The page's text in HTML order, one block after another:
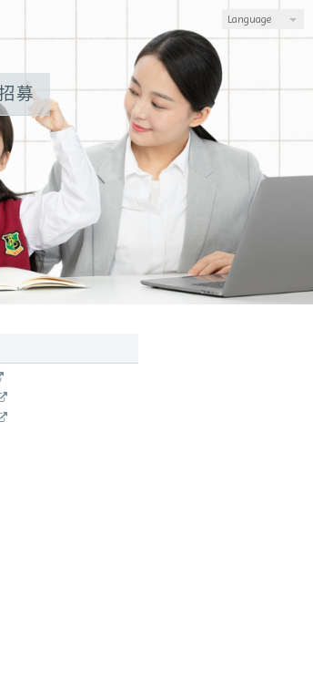
Language
募
請來電：0907-710-800。